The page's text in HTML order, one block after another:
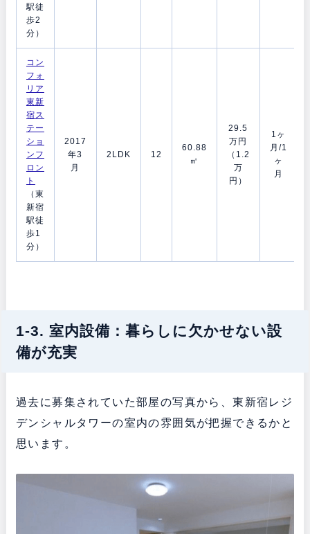
駅徒
歩2
分）
コン
フォ
リア
東新
宿ス
テー
ショ
ンフ
ロン
ト
（東
新宿
駅徒
歩1
分）
2017
年3
月
2LDK 12
60.88
㎡
29.5
万円
（1.2
万
円）
1ヶ
月/1
ヶ
月
1-3. 室内設備：暮らしに欠かせない設
備が充実
過去に募集されていた部屋の写真から、東新宿レジ
デンシャルタワーの室内の雰囲気が把握できるかと
思います。